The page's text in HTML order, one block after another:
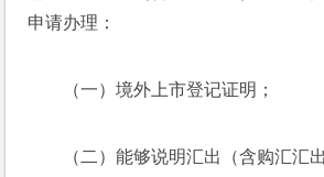
申请办理：
（一）境外上市登记证明；
（二）能够说明汇出（含购汇汇